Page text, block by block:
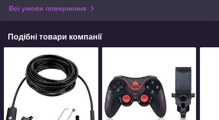
Всі умови повернення
Подібні товари компанії